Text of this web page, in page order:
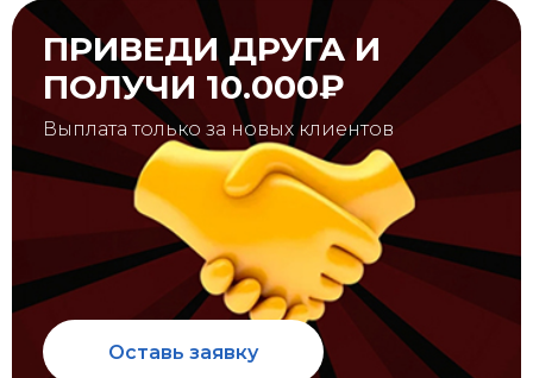
ПРИВЕДИ ДРУГА И
ПОЛУЧИ 10.000₽
Выплата только за новых клиентов
Оставь заявку